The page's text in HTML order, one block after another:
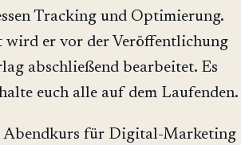
Tracking und Optimierung.
wird er vor der Veröffentlichung
abschließend bearbeitet. Es
euch alle auf dem Laufenden.
Abendkurs für Digital-Marketing